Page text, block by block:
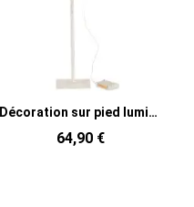
Décoration sur pied lumineuse Led XL Sapin de Noël enneigé 80 cm en Rotin Métal Blanc
64,90 €